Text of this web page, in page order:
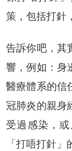
策，包括打針
告訴你吧，其
響，例如：身
醫療體系的信
冠肺炎的親身
受過感染，
「打唔打針」